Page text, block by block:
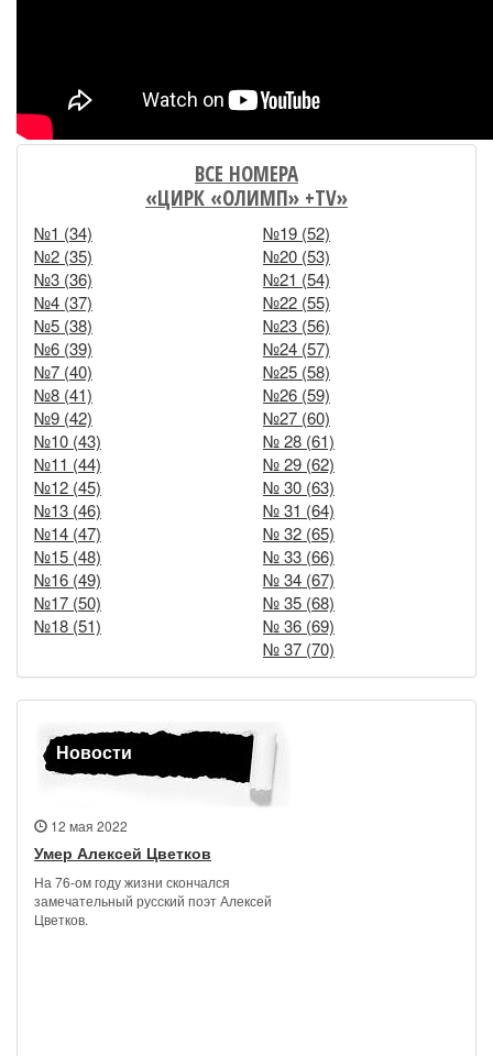
ВСЕ НОМЕРА
«ЦИРК «ОЛИМП» +TV»
№1 (34)
№2 (35)
№3 (36)
№4 (37)
№5 (38)
№6 (39)
№7 (40)
№8 (41)
№9 (42)
№10 (43)
№11 (44)
№12 (45)
№13 (46)
№14 (47)
№15 (48)
№16 (49)
№17 (50)
№18 (51)
№19 (52)
№20 (53)
№21 (54)
№22 (55)
№23 (56)
№24 (57)
№25 (58)
№26 (59)
№27 (60)
№ 28 (61)
№ 29 (62)
№ 30 (63)
№ 31 (64)
№ 32 (65)
№ 33 (66)
№ 34 (67)
№ 35 (68)
№ 36 (69)
№ 37 (70)
Новости
12 мая 2022
Умер Алексей Цветков
На 76-ом году жизни скончался
замечательный русский поэт Алексей
Цветков.